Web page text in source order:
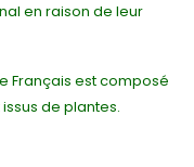
en raison de leur
Français est composé
de plantes.